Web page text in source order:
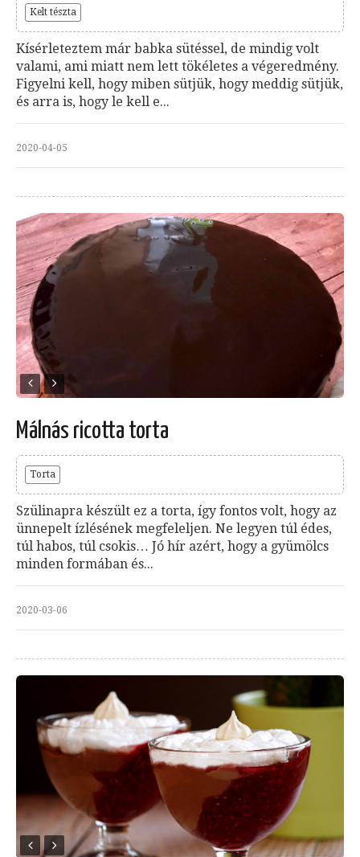
Kelt tészta
Kísérleteztem már babka sütéssel, de mindig volt
valami, ami miatt nem lett tökéletes a végeredmény.
Figyelni kell, hogy miben sütjük, hogy meddig sütjük,
és arra is, hogy le kell e...
2020-04-05
Málnás ricotta torta
Torta
Szülinapra készült ez a torta, így fontos volt, hogy az
ünnepelt ízlésének megfeleljen. Ne legyen túl édes,
túl habos, túl csokis… Jó hír azért, hogy a gyümölcs
minden formában és...
2020-03-06